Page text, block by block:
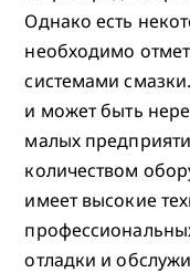
Однако есть
необходимо
системами
и может быть
малых
количеством
имеет высокие
отладки и